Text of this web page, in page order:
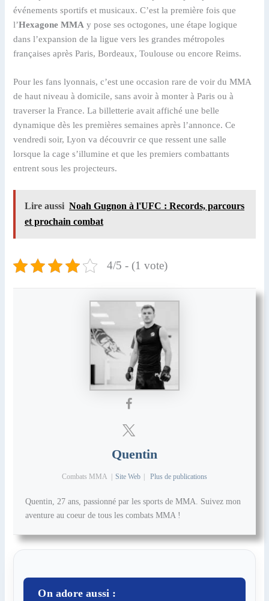
événements sportifs et musicaux. C’est la première fois que
l’Hexagone MMA y pose ses octogones, une étape logique
dans l’expansion de la ligue vers les grandes métropoles
françaises après Paris, Bordeaux, Toulouse ou encore Reims.
Pour les fans lyonnais, c’est une occasion rare de voir du MMA
de haut niveau à domicile, sans avoir à monter à Paris ou à
traverser la France. La billetterie avait affiché une belle
dynamique dès les premières semaines après l’annonce. Ce
vendredi soir, Lyon va découvrir ce que ressent une salle
lorsque la cage s’illumine et que les premiers combattants
entrent sous les projecteurs.
Lire aussi Noah Gugnon à l'UFC : Records, parcours
et prochain combat
4/5 - (1 vote)
Quentin
Combats MMA | Site Web | Plus de publications
Quentin, 27 ans, passionné par les sports de MMA. Suivez mon
aventure au coeur de tous les combats MMA !
On adore aussi :